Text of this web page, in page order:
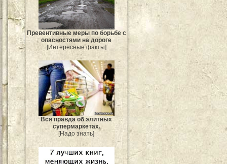
Превентивные меры по борьбе с
опасностями на дороге
[Интересные факты]
Вся правда об элитных
супермаркетах.
[Надо знать]